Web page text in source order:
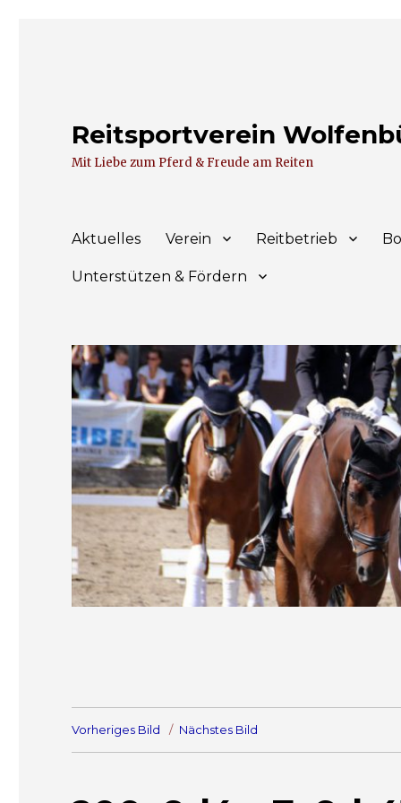
Reitsportverein
Mit Liebe zum Pferd & Freude am Reiten
Aktuelles Verein Reitbetrieb
Unterstützen & Fördern
Vorheriges Bild Nächstes Bild